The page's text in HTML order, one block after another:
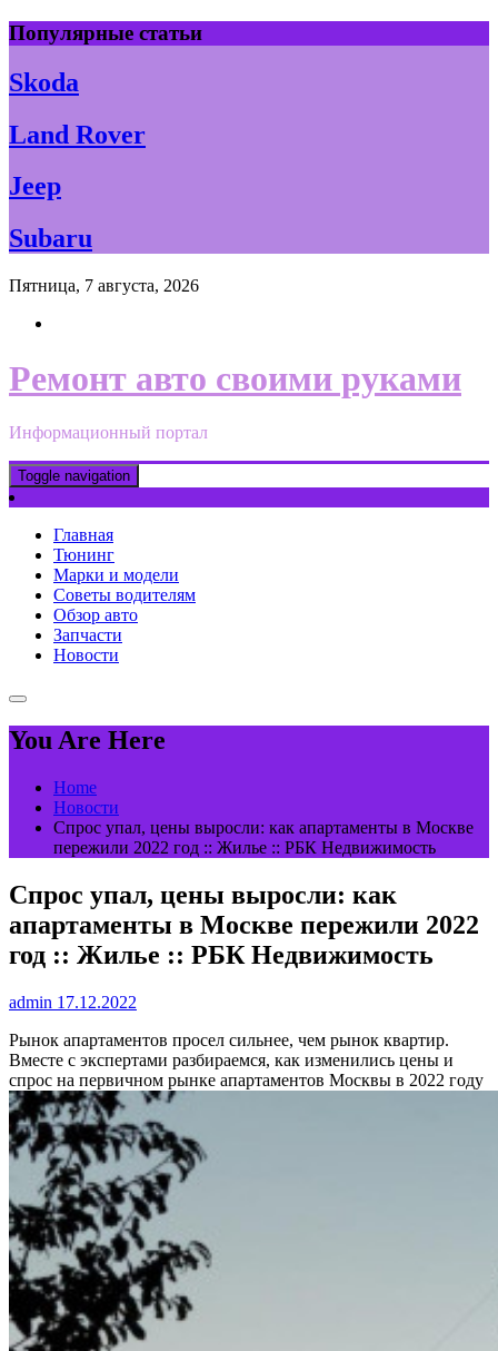
Skip
to
content
Популярные статьи
Skoda
Land Rover
Jeep
Subaru
Пятница, 7 августа, 2026
Ремонт авто своими руками
Информационный портал
Toggle navigation
Главная
Тюнинг
Марки и модели
Советы водителям
Обзор авто
Запчасти
Новости
You Are Here
Home
Новости
Спрос упал, цены выросли: как апартаменты в Москве
пережили 2022 год :: Жилье :: РБК Недвижимость
Спрос упал, цены выросли: как
апартаменты в Москве пережили 2022
год :: Жилье :: РБК Недвижимость
admin 17.12.2022
Рынок апартаментов просел сильнее, чем рынок квартир.
Вместе с экспертами разбираемся, как изменились цены и
спрос на первичном рынке апартаментов Москвы в 2022 году